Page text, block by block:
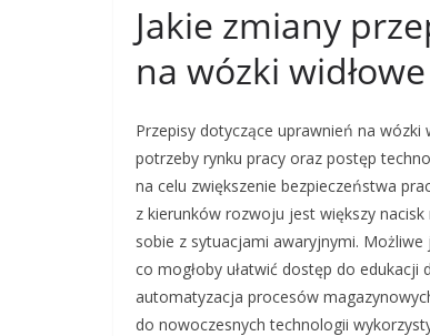
Jakie zmiany
na wózki
Przepisy dotyczące uprawnień na
potrzeby rynku pracy oraz postęp
na celu zwiększenie bezpieczeństwa
z kierunków rozwoju jest większy
sobie z sytuacjami awaryjnymi.
co mogłoby ułatwić dostęp do
automatyzacja procesów
do nowoczesnych technologii